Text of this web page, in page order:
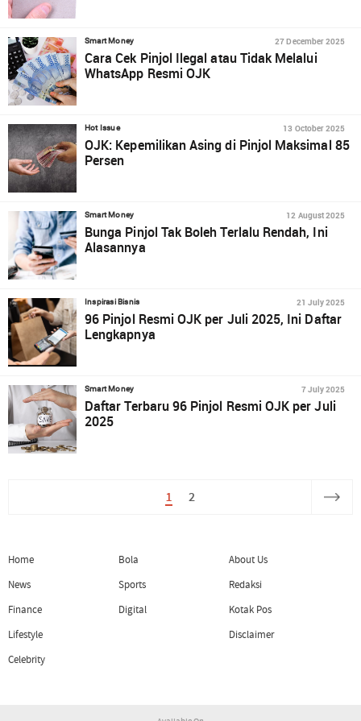
Smart Money 27 December 2025
Cara Cek Pinjol Ilegal atau Tidak Melalui
WhatsApp Resmi OJK
Hot Issue 13 October 2025
OJK: Kepemilikan Asing di Pinjol Maksimal 85
Persen
Smart Money 12 August 2025
Bunga Pinjol Tak Boleh Terlalu Rendah, Ini
Alasannya
Inspirasi Bisnis 21 July 2025
96 Pinjol Resmi OJK per Juli 2025, Ini Daftar
Lengkapnya
Smart Money 7 July 2025
Daftar Terbaru 96 Pinjol Resmi OJK per Juli
2025
1 2
Home
News
Finance
Lifestyle
Celebrity
Bola
Sports
Digital
About Us
Redaksi
Kotak Pos
Disclaimer